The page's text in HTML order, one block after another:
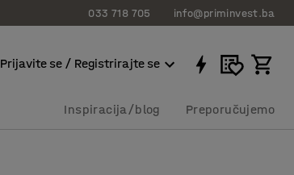
033 718 705 info@priminvest.ba
Prijavite se / Registrirajte se
Inspiracija/blog Preporučujemo